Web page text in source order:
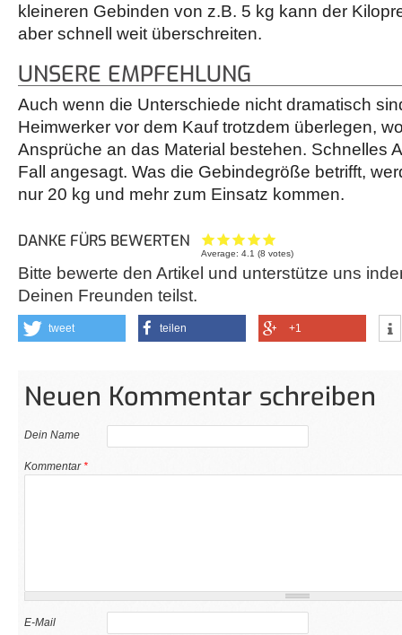
kleineren Gebinden von z.B. 5 kg kann der
aber schnell weit überschreiten.
UNSERE EMPFEHLUNG
Auch wenn die Unterschiede nicht dramatisch
Heimwerker vor dem Kauf trotzdem überlegen,
Ansprüche an das Material bestehen. Schnelles
Fall angesagt. Was die Gebindegröße betrifft,
nur 20 kg und mehr zum Einsatz kommen.
DANKE FÜRS BEWERTEN
Average:4.1 (8 votes)
Bitte bewerte den Artikel und unterstütze uns
Deinen Freunden teilst.
tweet teilen +1
Neuen Kommentar schreiben
Dein Name
Kommentar*
E-Mail